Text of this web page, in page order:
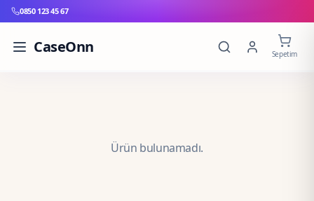
0850 123 45 67
CaseOnn Sepetim
Ürün bulunamadı.